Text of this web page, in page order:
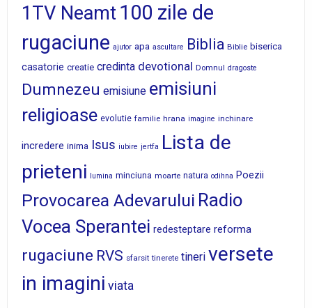
1TV Neamt 100 zile de
rugaciune ajutor apa ascultare Biblia Biblie biserica
casatorie creatie credinta devotional Domnul dragoste
Dumnezeu emisiune emisiuni
religioase evolutie familie hrana imagine inchinare
incredere inima Isus iubire jertfa Lista de
prieteni
lumina minciuna moarte natura odihna Poezii
Provocarea Adevarului Radio
Vocea Sperantei redesteptare reforma
rugaciune RVS sfarsit tinerete tineri versete
in imagini viata